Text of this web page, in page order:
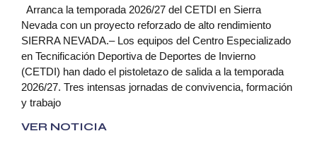
Arranca la temporada 2026/27 del CETDI en Sierra
Nevada con un proyecto reforzado de alto rendimiento
SIERRA NEVADA.– Los equipos del Centro Especializado
en Tecnificación Deportiva de Deportes de Invierno
(CETDI) han dado el pistoletazo de salida a la temporada
2026/27. Tres intensas jornadas de convivencia, formación
y trabajo
VER NOTICIA